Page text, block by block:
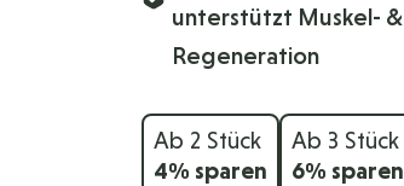
unterstützt Muskel-
Regeneration
Ab 2 Stück
4% sparen
Ab 3 Stück
6% sparen